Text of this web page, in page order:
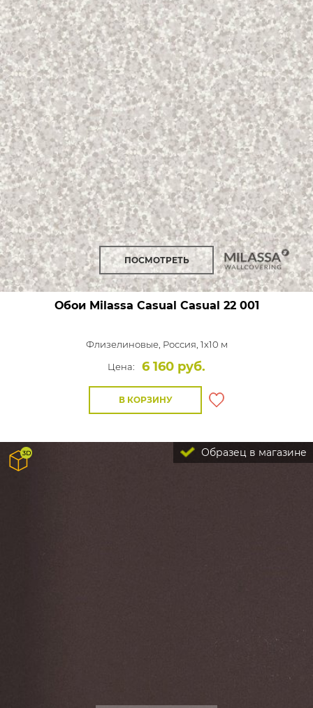
ПОСМОТРЕТЬ
Обои Milassa Casual Casual 22 001
Флизелиновые, Россия, 1x10 м
Цена:
6 160 руб.
В КОРЗИНУ
Образец в магазине